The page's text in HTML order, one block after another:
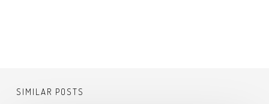
SIMILAR POSTS